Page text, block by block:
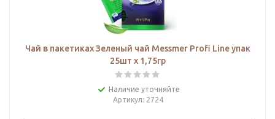
Чай в пакетиках Зеленый чай Messmer Profi Line упак
25шт х 1,75гр
Наличие уточняйте
Артикул: 2724